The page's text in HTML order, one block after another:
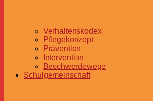
Verhaltenskodex
Pflegekonzept
Prävention
Intervention
Beschwerdewege
Schulgemeinschaft